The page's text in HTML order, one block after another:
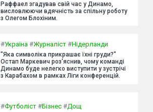
Раффаел згадував свій час у Динамо,
висловлюючи вдячність за спільну роботу
з Олегом Блохіним.
#Україна #Журналіст #Нідерланди
"Яка символіка прикрашає їхні груди?"
Остап Маркевич роз'яснив, чому команді
Динамо буде нелегко виступити у зустрічі
з Карабахом в рамках Ліги конференцій.
#Футболіст #Бізнес #Дощ